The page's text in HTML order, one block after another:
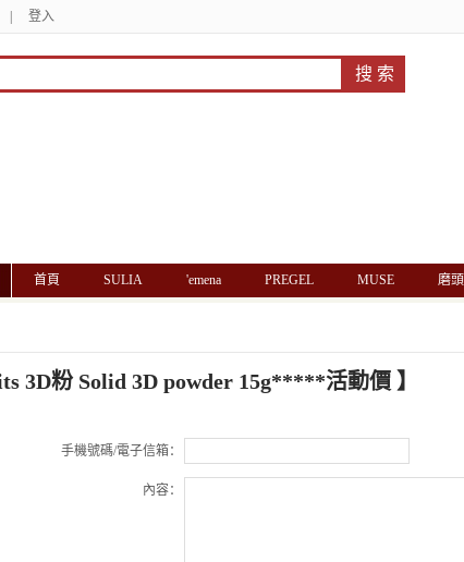
登入
首頁 SULIA 'emena PREGEL MUSE 磨頭
3D粉 Solid 3D powder 15g*****活動價 】
手機號碼/電子信箱：
內容：